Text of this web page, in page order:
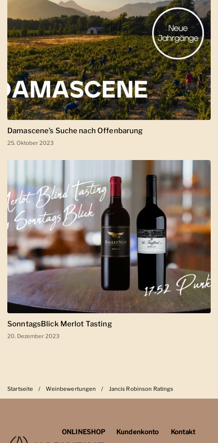
Damascene’s Suche nach Offenbarung
25. Oktober 2023
SonntagsBlick Merlot Tasting
20. Dezember 2023
Startseite / Weinbewertungen / Jancis Robinson Ratings
ONLINESHOP
Kundenkonto
Kontakt